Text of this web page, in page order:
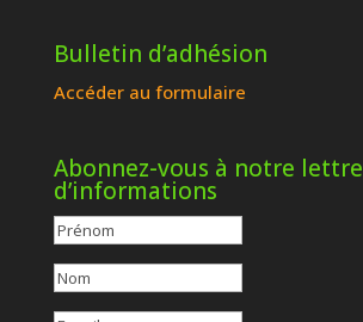
Bulletin d’adhésion
Accéder au formulaire
Abonnez-vous à notre lettre
d’informations